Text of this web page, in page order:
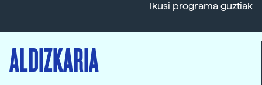
Ikusi programa guztiak
ALDIZKARIA